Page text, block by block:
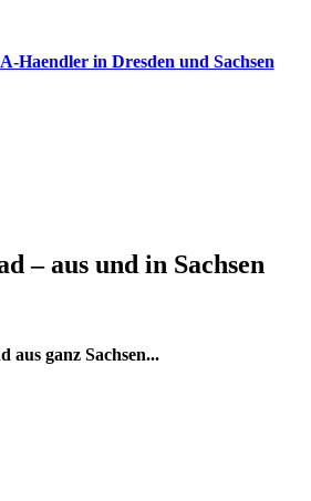
– aus und in Sachsen
ganz Sachsen...